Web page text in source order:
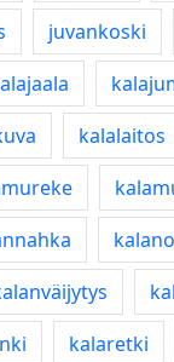
juvankoski
kalalaitos
kalaretki